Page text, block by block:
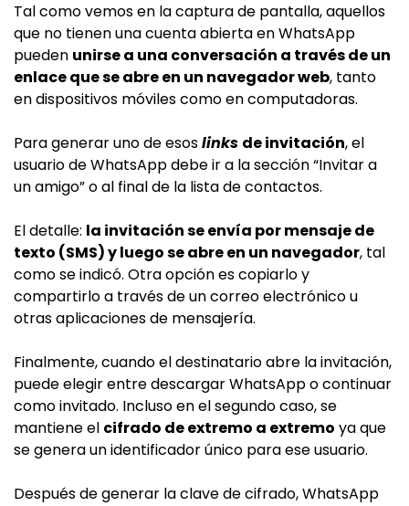
Tal como vemos en la captura de pantalla, aquellos
que no tienen una cuenta abierta en WhatsApp
pueden unirse a una conversación a través de un
enlace que se abre en un navegador web, tanto
en dispositivos móviles como en computadoras.
Para generar uno de esoslinks de invitación, el
usuario de WhatsApp debe ir a la sección “Invitar a
un amigo” o al final de la lista de contactos.
El detalle: la invitación se envía por mensaje de
texto (SMS) y luego se abre en un navegador, tal
como se indicó. Otra opción es copiarlo y
compartirlo a través de un correo electrónico u
otras aplicaciones de mensajería.
Finalmente, cuando el destinatario abre la invitación,
puede elegir entre descargar WhatsApp o continuar
como invitado. Incluso en el segundo caso, se
mantiene el cifrado de extremo a extremo ya que
se genera un identificador único para ese usuario.
Después de generar la clave de cifrado, WhatsApp